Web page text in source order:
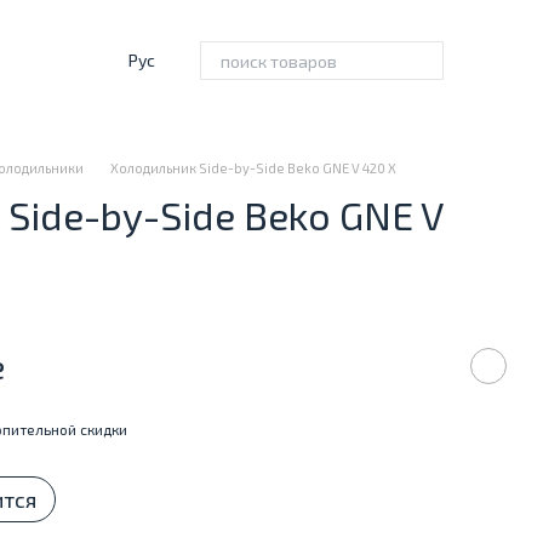
Рус
Холодильник Side-by-Side Beko GNE V 420 X
by-Side Beko GNE V
скидки